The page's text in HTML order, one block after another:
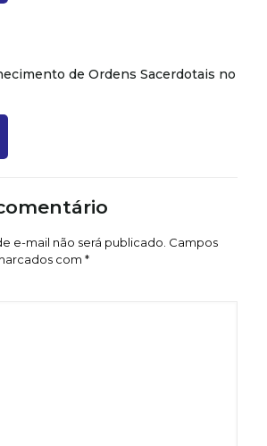
de Ordens Sacerdotais no
e-mail não será publicado. Campos
com *